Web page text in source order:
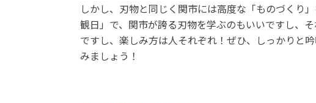
しかし、刃物と同じく関市には高度な「ものづくり
観日」で、関市が誇る刃物を学ぶのもいいですし、
ですし、楽しみ方は人それぞれ！ぜひ、しっかりと
みましょう！